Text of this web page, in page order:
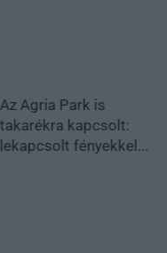
Az Agria Park is
takarékra kapcsolt:
lekapcsolt fényekkel...